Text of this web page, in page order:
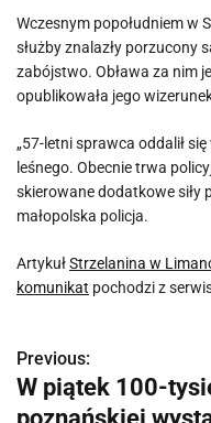
Wczesnym popołudniem w
służby znalazły porzucony
zabójstwo. Obława za nim
opublikowała jego
„57-letni sprawca oddalił
leśnego. Obecnie trwa
skierowane dodatkowe siły
małopolska policja.
ArtykułStrzelanina w
komunikat pochodzi z
N
a
Previous:
W piątek 100-